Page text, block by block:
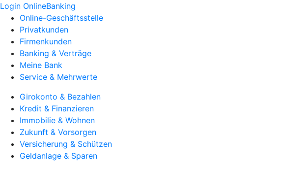
Login OnlineBanking
Online-Geschäftsstelle
Privatkunden
Firmenkunden
Banking & Verträge
Meine Bank
Service & Mehrwerte
Girokonto & Bezahlen
Kredit & Finanzieren
Immobilie & Wohnen
Zukunft & Vorsorgen
Versicherung & Schützen
Geldanlage & Sparen